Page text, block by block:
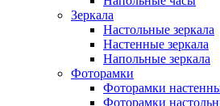
Зеркала
Настольные зеркала
Настенные зеркала
Напольные зеркала
Фоторамки
Фоторамки
Фоторамки